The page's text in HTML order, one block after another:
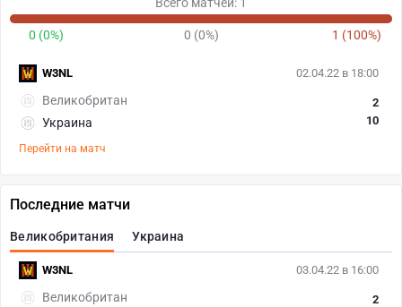
0 (0%) 0 (0%) 1 (100%)
02.04.22 в 18:00
Великобритан
Украина
2
10
Перейти на матч
W3NL
Последние матчи
Великобритания Украина
03.04.22 в 16:00
Великобритан
2
W3NL